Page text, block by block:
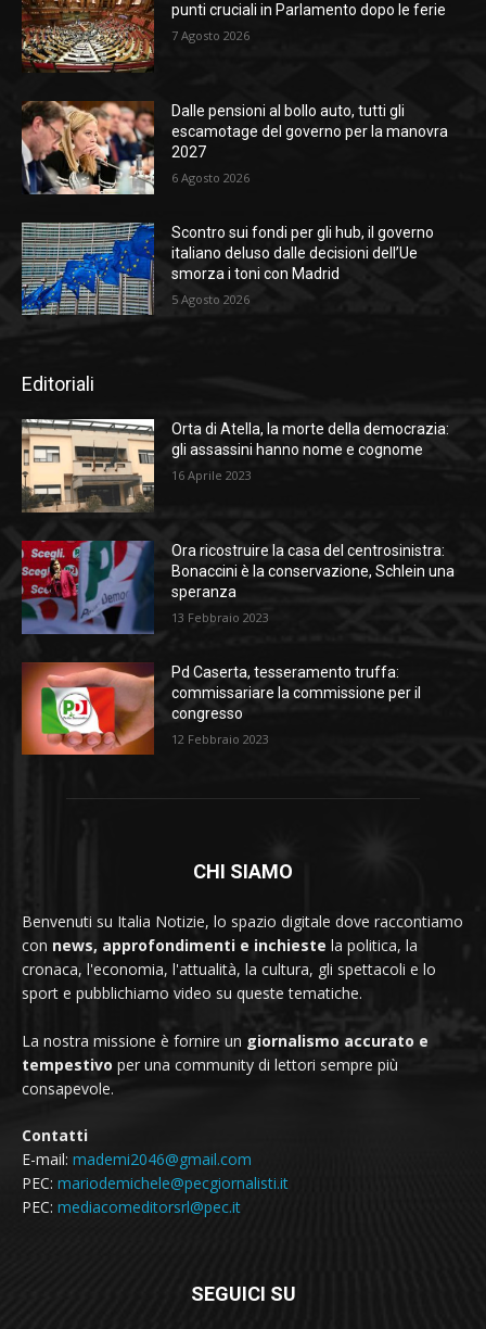
punti cruciali in Parlamento dopo le ferie
7 Agosto 2026
Dalle pensioni al bollo auto, tutti gli
escamotage del governo per la manovra
2027
6 Agosto 2026
Scontro sui fondi per gli hub, il governo
italiano deluso dalle decisioni dell’Ue
smorza i toni con Madrid
5 Agosto 2026
Editoriali
Orta di Atella, la morte della democrazia:
gli assassini hanno nome e cognome
16 Aprile 2023
Ora ricostruire la casa del centrosinistra:
Bonaccini è la conservazione, Schlein una
speranza
13 Febbraio 2023
Pd Caserta, tesseramento truffa:
commissariare la commissione per il
congresso
12 Febbraio 2023
CHI SIAMO
Benvenuti su Italia Notizie, lo spazio digitale dove raccontiamo
con news, approfondimenti e inchieste la politica, la
cronaca, l'economia, l'attualità, la cultura, gli spettacoli e lo
sport e pubblichiamo video su queste tematiche.
La nostra missione è fornire un giornalismo accurato e
tempestivo per una community di lettori sempre più
consapevole.
Contatti
E-mail: mademi2046@gmail.com
PEC: mariodemichele@pecgiornalisti.it
PEC: mediacomeditorsrl@pec.it
SEGUICI SU